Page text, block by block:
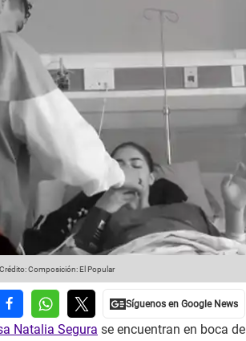
Crédito: Composición: El Popular
Natalia Segura se encuentran en boca de